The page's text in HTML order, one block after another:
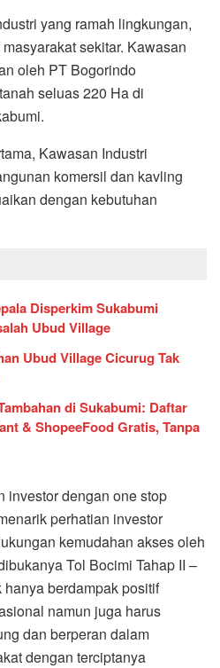
yang ramah lingkungan,
sekitar. Kawasan
oleh PT Bogorindo
seluas 220 Ha di
Kawasan Industri
komersil dan kavling
dengan kebutuhan
Disperkim Sukabumi
Ubud Village
Ubud Village Cicurug Tak
di Sukabumi: Daftar
& ShopeeFood Gratis, Tanpa
investor dengan one stop
perhatian investor
kemudahan akses oleh
Tol Bocimi Tahap II –
berdampak positif
namun juga harus
dan berperan dalam
dengan terciptanya